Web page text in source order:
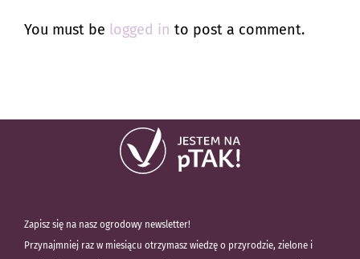
You must be logged in to post a comment.
Zapisz się na nasz ogrodowy newsletter!
Przynajmniej raz w miesiącu otrzymasz wiedzę o przyrodzie, zielone i